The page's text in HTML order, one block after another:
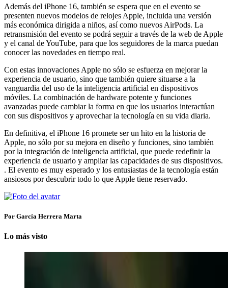
Además del iPhone 16, también se espera que en el evento se
presenten nuevos modelos de relojes Apple, incluida una versión
más económica dirigida a niños, así como nuevos AirPods. La
retransmisión del evento se podrá seguir a través de la web de Apple
y el canal de YouTube, para que los seguidores de la marca puedan
conocer las novedades en tiempo real.
Con estas innovaciones Apple no sólo se esfuerza en mejorar la
experiencia de usuario, sino que también quiere situarse a la
vanguardia del uso de la inteligencia artificial en dispositivos
móviles. La combinación de hardware potente y funciones
avanzadas puede cambiar la forma en que los usuarios interactúan
con sus dispositivos y aprovechar la tecnología en su vida diaria.
En definitiva, el iPhone 16 promete ser un hito en la historia de
Apple, no sólo por su mejora en diseño y funciones, sino también
por la integración de inteligencia artificial, que puede redefinir la
experiencia de usuario y ampliar las capacidades de sus dispositivos.
. El evento es muy esperado y los entusiastas de la tecnología están
ansiosos por descubrir todo lo que Apple tiene reservado.
Por García Herrera Marta
Lo más visto